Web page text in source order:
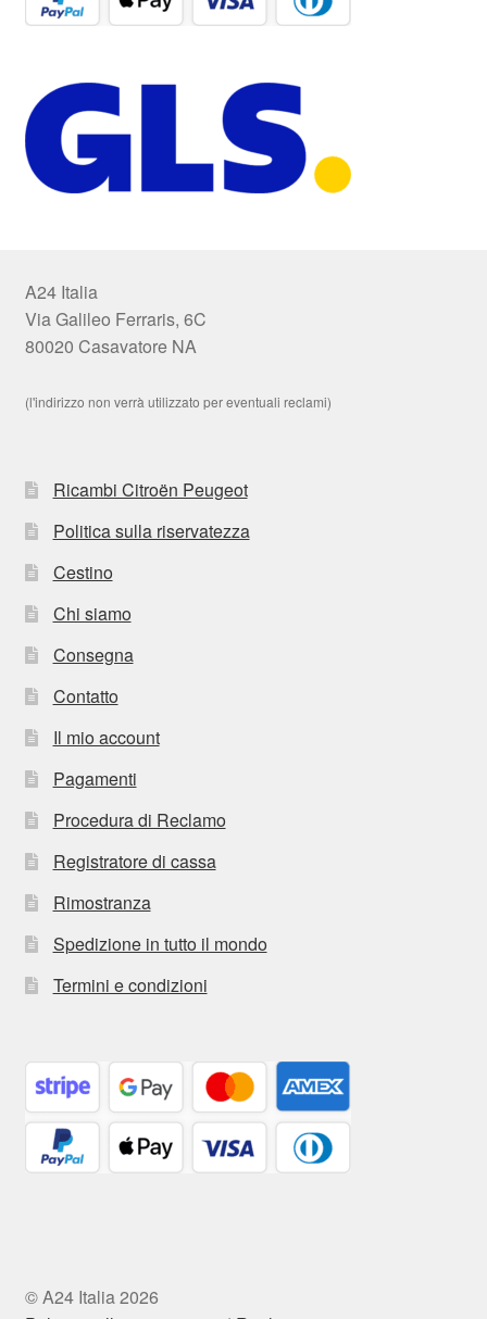
A24 Italia
Via Galileo Ferraris, 6C
80020 Casavatore NA
(l'indirizzo non verrà utilizzato per eventuali reclami)
Ricambi Citroën Peugeot
Politica sulla riservatezza
Cestino
Chi siamo
Consegna
Contatto
Il mio account
Pagamenti
Procedura di Reclamo
Registratore di cassa
Rimostranza
Spedizione in tutto il mondo
Termini e condizioni
© A24 Italia 2026